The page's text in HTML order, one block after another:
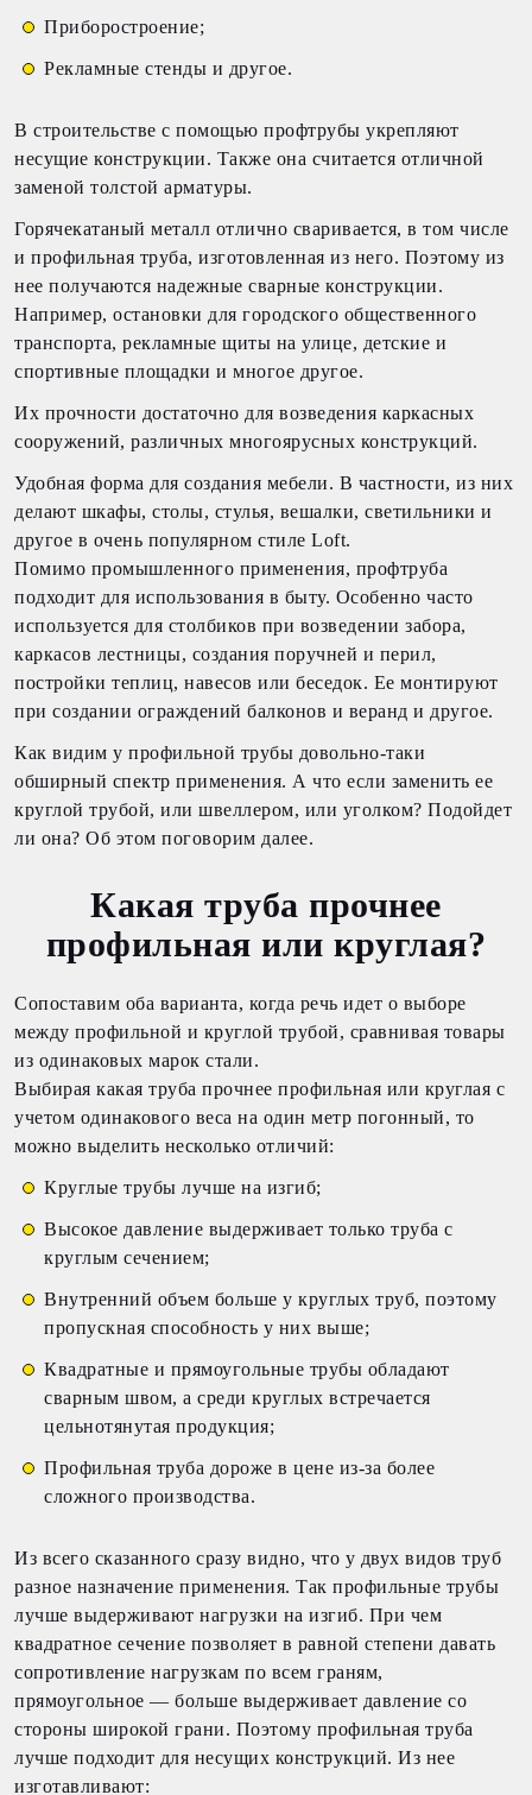
Приборостроение;
Рекламные стенды и другое.
В строительстве с помощью профтрубы укрепляют
несущие конструкции. Также она считается отличной
заменой толстой арматуры.
Горячекатаный металл отлично сваривается, в том числе
и профильная труба, изготовленная из него. Поэтому из
нее получаются надежные сварные конструкции.
Например, остановки для городского общественного
транспорта, рекламные щиты на улице, детские и
спортивные площадки и многое другое.
Их прочности достаточно для возведения каркасных
сооружений, различных многоярусных конструкций.
Удобная форма для создания мебели. В частности, из них
делают шкафы, столы, стулья, вешалки, светильники и
другое в очень популярном стиле Loft.
Помимо промышленного применения, профтруба
подходит для использования в быту. Особенно часто
используется для столбиков при возведении забора,
каркасов лестницы, создания поручней и перил,
постройки теплиц, навесов или беседок. Ее монтируют
при создании ограждений балконов и веранд и другое.
Как видим у профильной трубы довольно-таки
обширный спектр применения. А что если заменить ее
круглой трубой, или швеллером, или уголком? Подойдет
ли она? Об этом поговорим далее.
Какая труба прочнее
профильная или круглая?
Сопоставим оба варианта, когда речь идет о выборе
между профильной и круглой трубой, сравнивая товары
из одинаковых марок стали.
Выбирая какая труба прочнее профильная или круглая с
учетом одинакового веса на один метр погонный, то
можно выделить несколько отличий:
Круглые трубы лучше на изгиб;
Высокое давление выдерживает только труба с
круглым сечением;
Внутренний объем больше у круглых труб, поэтому
пропускная способность у них выше;
Квадратные и прямоугольные трубы обладают
сварным швом, а среди круглых встречается
цельнотянутая продукция;
Профильная труба дороже в цене из-за более
сложного производства.
Из всего сказанного сразу видно, что у двух видов труб
разное назначение применения. Так профильные трубы
лучше выдерживают нагрузки на изгиб. При чем
квадратное сечение позволяет в равной степени давать
сопротивление нагрузкам по всем граням,
прямоугольное — больше выдерживает давление со
стороны широкой грани. Поэтому профильная труба
лучше подходит для несущих конструкций. Из нее
изготавливают: